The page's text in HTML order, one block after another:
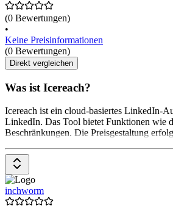
(0 Bewertungen)
•
Keine Preisinformationen
(0 Bewertungen)
Direkt vergleichen
Was ist Icereach?
Icereach ist ein cloud-basiertes LinkedIn-
LinkedIn. Das Tool bietet Funktionen wie
Beschränkungen. Die Preisgestaltung
inchworm